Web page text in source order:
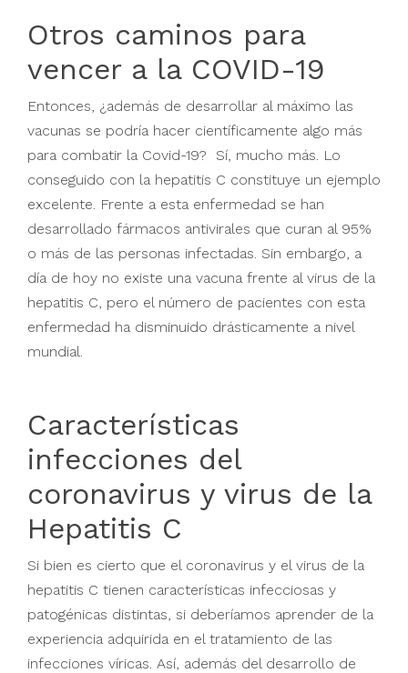
Otros caminos para
vencer a la COVID-19
Entonces, ¿además de desarrollar al máximo las
vacunas se podría hacer científicamente algo más
para combatir la Covid-19? Sí, mucho más. Lo
conseguido con la hepatitis C constituye un ejemplo
excelente. Frente a esta enfermedad se han
desarrollado fármacos antivirales que curan al 95%
o más de las personas infectadas. Sin embargo, a
día de hoy no existe una vacuna frente al virus de la
hepatitis C, pero el número de pacientes con esta
enfermedad ha disminuido drásticamente a nivel
mundial.
Características
infecciones del
coronavirus y virus de la
Hepatitis C
Si bien es cierto que el coronavirus y el virus de la
hepatitis C tienen características infecciosas y
patogénicas distintas, si deberíamos aprender de la
experiencia adquirida en el tratamiento de las
infecciones víricas. Así, además del desarrollo de